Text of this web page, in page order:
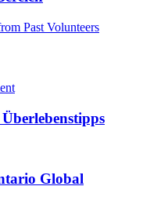
Past Volunteers
Global